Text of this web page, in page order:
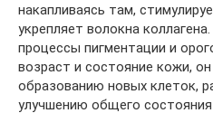
накапливаясь там,
укрепляет волокна
процессы пигментации и
возраст и состояние кожи,
образованию новых клеток,
улучшению общего